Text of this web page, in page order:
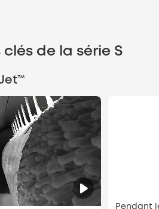
clés de la série S
Pendant